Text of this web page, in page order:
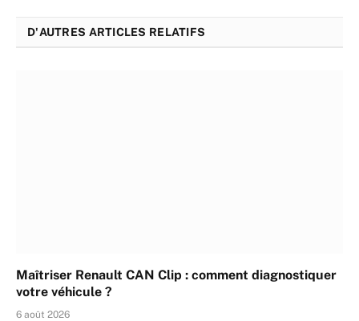
D'AUTRES ARTICLES RELATIFS
Maîtriser Renault CAN Clip : comment diagnostiquer
votre véhicule ?
6 août 2026